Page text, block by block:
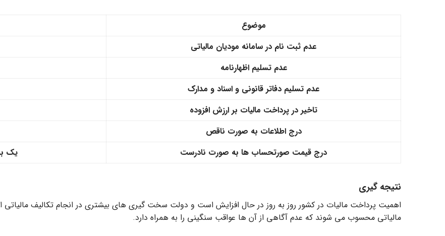
موضوع
عدم ثبت نام در سامانه مودیان مالیاتی
عدم تسلیم اظهارنامه
عدم تسلیم دفاتر قانونی و اسناد و مدارک
تاخیر در پرداخت مالیات بر ارزش افزوده
درج اطلاعات به صورت ناقص
درج قیمت صورتحساب ها به صورت نادرست
یک
نتیجه گیری
اهمیت پرداخت مالیات در کشور روز به روز در حال افزایش است و دولت سخت گیری های بیشتری در انجام تکالیف مالیاتی
مالیاتی محسوب می شوند که عدم آگاهی از آن ها عواقب سنگینی را به همراه دارد.